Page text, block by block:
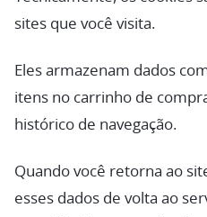
sites que você visita.
Eles armazenam dados
itens no carrinho de
histórico de navegação.
Quando você retorna ao
esses dados de volta ao